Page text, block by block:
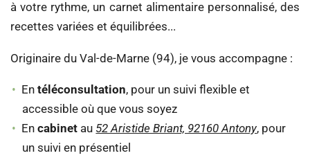
à votre rythme, un carnet alimentaire personnalisé, des
recettes variées et équilibrées...
Originaire du Val-de-Marne (94), je vous accompagne :
Entéléconsultation, pour un suivi flexible et
accessible où que vous soyez
Encabinet au 52 Aristide Briant, 92160 Antony, pour
un suivi en présentiel